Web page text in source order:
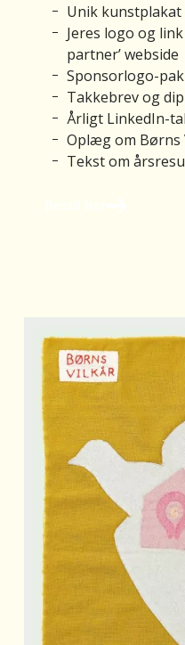
Unik kunstplakat
Jeres logo og
partner’ webside
Sponsorlogo-
Takkebrev og
Årligt LinkedIn-
Oplæg om
Tekst om